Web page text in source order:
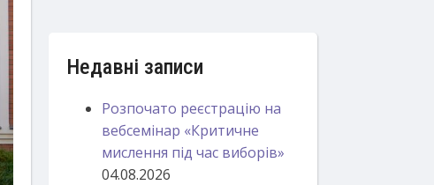
Недавні записи
Розпочато реєстрацію на
вебсемінар «Критичне
мислення під час виборів»
04.08.2026